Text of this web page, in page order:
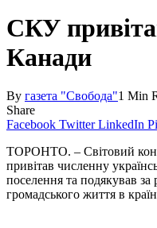
СКУ
Канади
By газета "Свобода"1 Min
Share
Facebook Twitter LinkedIn
ТОРОНТО. – Світовий
привітав численну
поселення та подякував за
громадського життя в